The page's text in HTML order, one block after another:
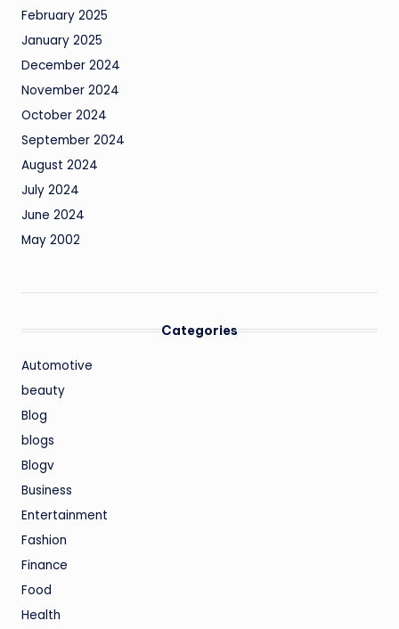
February 2025
January 2025
December 2024
November 2024
October 2024
September 2024
August 2024
July 2024
June 2024
May 2002
Categories
Automotive
beauty
Blog
blogs
Blogv
Business
Entertainment
Fashion
Finance
Food
Health